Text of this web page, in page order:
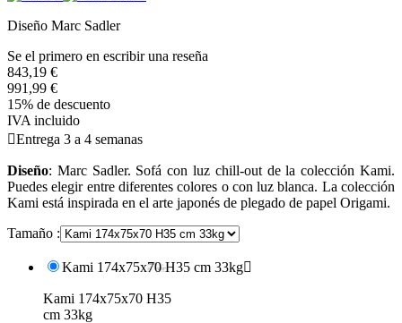
Diseño Marc Sadler
Se el primero en escribir una reseña
843,19 €
991,99 €
15% de descuento
IVA incluido
Entrega 3 a 4 semanas
Diseño: Marc Sadler. Sofá con luz chill-out de la colección Kami.
Puedes elegir entre diferentes colores o con luz blanca. La colección
Kami está inspirada en el arte japonés de plegado de papel Origami.
Tamaño :
Kami 174x75x70 H35 cm 33kg
Kami 174x75x70 H35
cm 33kg